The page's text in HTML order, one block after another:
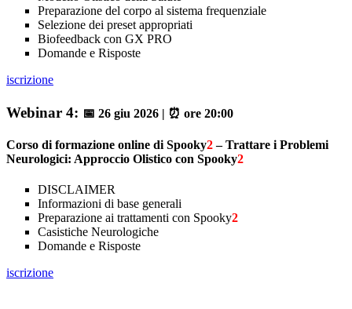
Preparazione del corpo al sistema frequenziale
Selezione dei preset appropriati
Biofeedback con GX PRO
Domande e Risposte
iscrizione
Webinar 4: 📅 26 giu 2026 | ⏰ ore 20:00
Corso di formazione online di Spooky2– Trattare i Problemi
Neurologici: Approccio Olistico con Spooky2
DISCLAIMER
Informazioni di base generali
Preparazione ai trattamenti con Spooky2
Casistiche Neurologiche
Domande e Risposte
iscrizione